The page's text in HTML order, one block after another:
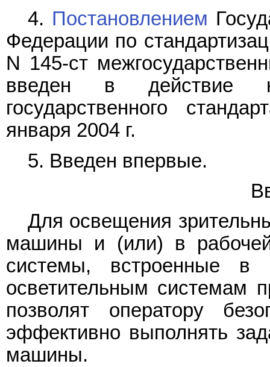
4. Постановлением
Федерации по
N 145-ст
введен в действие
государственного
января 2004 г.
5. Введен впервые.
Для освещения
машины и (или) в рабочей
системы, встроенные
осветительным системам
позволят оператору
эффективно выполнять
машины.